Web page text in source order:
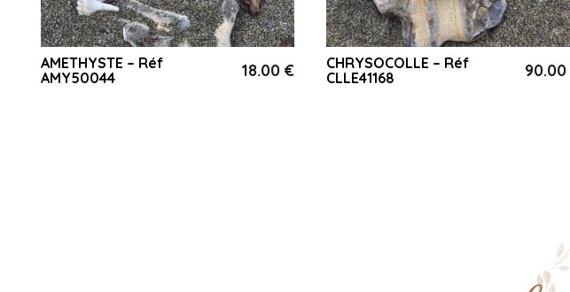
AMETHYSTE – Réf
AMY50044
18.00 €
CHRYSOCOLLE – Réf
CLLE41168
90.00